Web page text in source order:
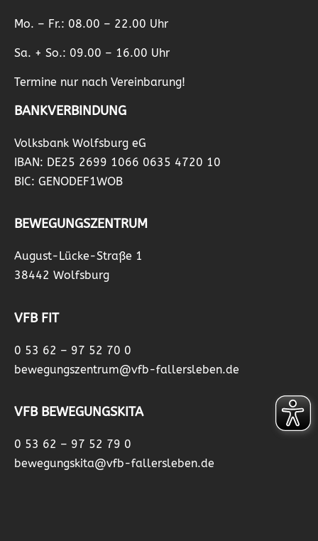
Mo. – Fr.: 08.00 – 22.00 Uhr
Sa. + So.: 09.00 – 16.00 Uhr
Termine nur nach Vereinbarung!
BANKVERBINDUNG
Volksbank Wolfsburg eG
IBAN: DE25 2699 1066 0635 4720 10
BIC: GENODEF1WOB
BEWEGUNGSZENTRUM
August-Lücke-Straße 1
38442 Wolfsburg
VFB FIT
0 53 62 – 97 52 70 0
bewegungszentrum@vfb-fallersleben.de
VFB BEWEGUNGSKITA
0 53 62 – 97 52 79 0
bewegungskita@vfb-fallersleben.de